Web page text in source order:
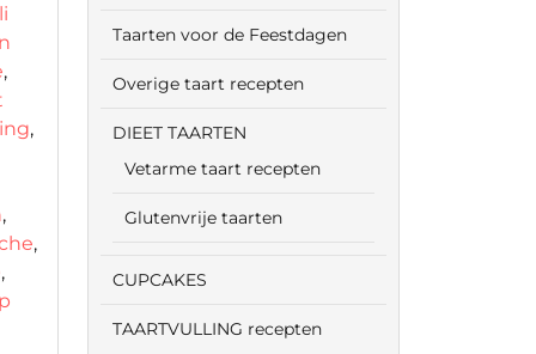
,
,
,
,
,
Taarten voor de Feestdagen
Overige taart recepten
DIEET TAARTEN
Vetarme taart recepten
Glutenvrije taarten
CUPCAKES
TAARTVULLING recepten